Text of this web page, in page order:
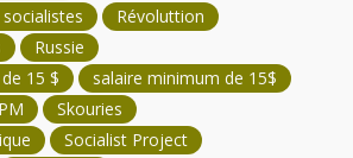
Révoluttion
Russie
15 $
salaire minimum de 15$
Skouries
Socialist Project